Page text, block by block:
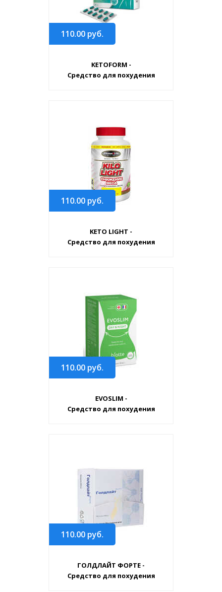
110.00 руб.
KETOFORM -
Средство для похудения
110.00 руб.
KETO LIGHT -
Средство для похудения
110.00 руб.
EVOSLIM -
Средство для похудения
110.00 руб.
ГОЛДЛАЙТ ФОРТЕ -
Средство для похудения